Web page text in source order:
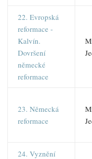
22. Evropská
reformace -
Kalvín.
Dovršení
německé
reformace
23. Německá
reformace
24. Vyznění